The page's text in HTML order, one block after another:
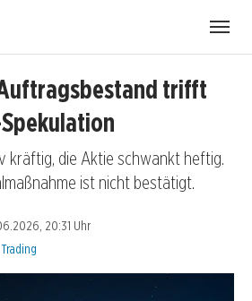
trifft
kräftig, die Aktie schwankt heftig.
ist nicht bestätigt.
20:31 Uhr
Trading